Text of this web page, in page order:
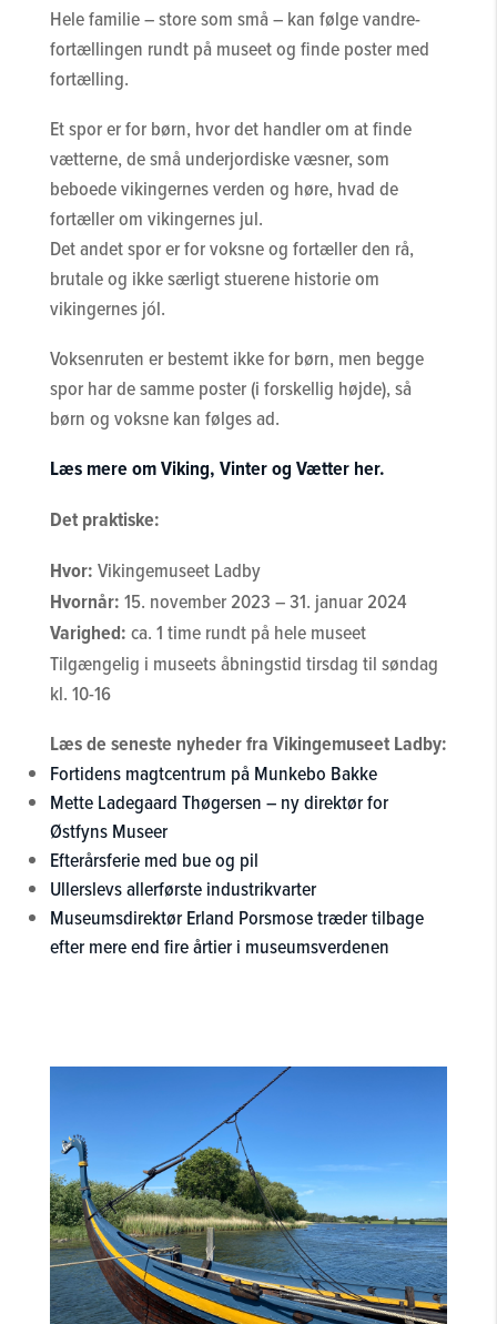
Hele familie – store som små – kan følge vandre-
fortællingen rundt på museet og finde poster med
fortælling.
Et spor er for børn, hvor det handler om at finde
vætterne, de små underjordiske væsner, som
beboede vikingernes verden og høre, hvad de
fortæller om vikingernes jul.
Det andet spor er for voksne og fortæller den rå,
brutale og ikke særligt stuerene historie om
vikingernes jól.
Voksenruten er bestemt ikke for børn, men begge
spor har de samme poster (i forskellig højde), så
børn og voksne kan følges ad.
Læs mere om Viking, Vinter og Vætter her.
Det praktiske:
Hvor: Vikingemuseet Ladby
Hvornår: 15. november 2023 – 31. januar 2024
Varighed: ca. 1 time rundt på hele museet
Tilgængelig i museets åbningstid tirsdag til søndag
kl. 10-16
Læs de seneste nyheder fra Vikingemuseet Ladby:
Fortidens magtcentrum på Munkebo Bakke
Mette Ladegaard Thøgersen – ny direktør for
Østfyns Museer
Efterårsferie med bue og pil
Ullerslevs allerførste industrikvarter
Museumsdirektør Erland Porsmose træder tilbage
efter mere end fire årtier i museumsverdenen